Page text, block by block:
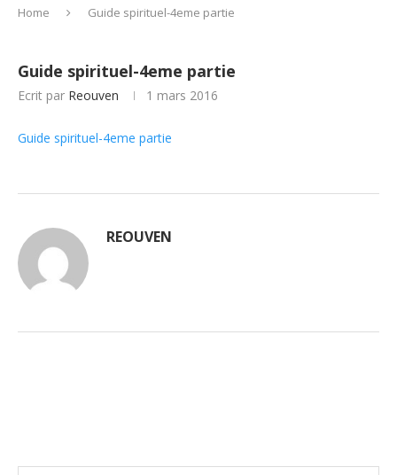
Home Guide spirituel-4eme partie
Guide spirituel-4eme partie
Ecrit par Reouven 1 mars 2016
Guide spirituel-4eme partie
REOUVEN